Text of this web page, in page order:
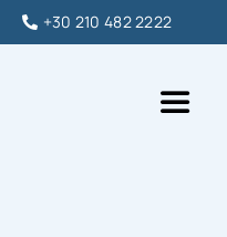
+30 210 482 2222